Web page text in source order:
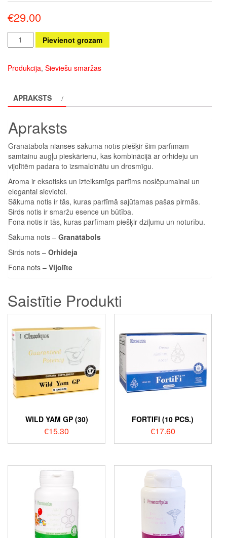
€29.00
Aroma
Eau
de
daudzums
Pievienot grozam
Produkcija, Sieviešu smaržas
APRAKSTS
Apraksts
Granātābola nianses sākuma notīs piešķir šim parfīmam
samtainu augļu pieskārienu, kas kombinācijā ar orhideju un
vijolītēm padara to izsmalcinātu un drosmīgu.
Aroma ir eksotisks un izteiksmīgs parfīms noslēpumainai un
elegantai sievietei.
Sākuma notis ir tās, kuras parfīmā sajūtamas pašas pirmās.
Sirds notis ir smaržu esence un būtība.
Fona notis ir tās, kuras parfīmam piešķir dziļumu un noturību.
Sākuma nots – Granātābols
Sirds nots – Orhideja
Fona nots – Vijolīte
Saistītie Produkti
WILD YAM GP (30)
€15.30
FORTIFI (10 PCS.)
€17.60